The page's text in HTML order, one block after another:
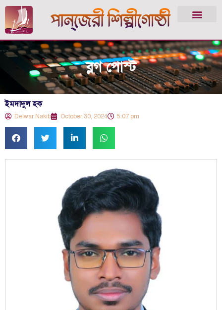
ব্লগ পোস্ট
ইমদাদুল হক
Delwar Nakib October 30, 2024 5:07 pm